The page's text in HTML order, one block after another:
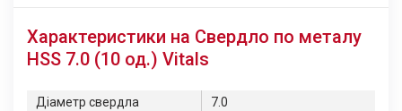
Характеристики на Свердло по металу
HSS 7.0 (10 од.) Vitals
Діаметр свердла
7.0